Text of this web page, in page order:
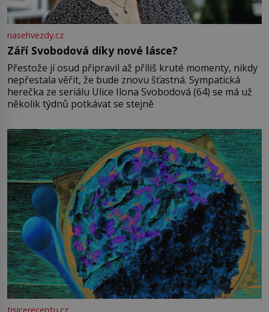
nasehvezdy.cz
Září Svobodová díky nové lásce?
Přestože jí osud připravil až příliš kruté momenty, nikdy
nepřestala věřit, že bude znovu šťastná. Sympatická
herečka ze seriálu Ulice Ilona Svobodová (64) se má už
několik týdnů potkávat se stejně
tisicereceptu.cz